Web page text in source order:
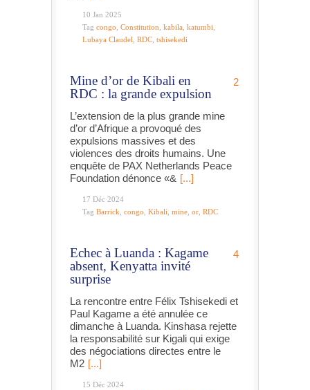
10 Jan 2025
Tag congo Constitution kabila katumbi
Lubaya Claudel RDC tshisekedi
Mine d’or de Kibali en
RDC : la grande expulsion
2
L’extension de la plus grande mine
d’or d’Afrique a provoqué des
expulsions massives et des
violences des droits humains. Une
enquête de PAX Netherlands Peace
Foundation dénonce «& [...]
17 Déc 2024
Tag Barrick congo Kibali mine or RDC
Echec à Luanda : Kagame
absent, Kenyatta invité
surprise
4
La rencontre entre Félix Tshisekedi et
Paul Kagame a été annulée ce
dimanche à Luanda. Kinshasa rejette
la responsabilité sur Kigali qui exige
des négociations directes entre le
M2 [...]
15 Déc 2024